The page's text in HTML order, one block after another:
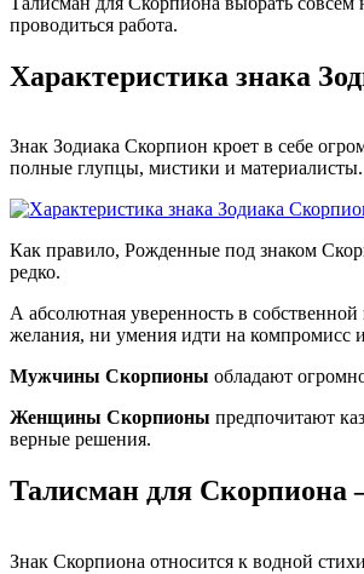
проводиться работа.
Характеристика знака
Знак Зодиака Скорпион кроет в себе
полные глупцы, мистики и материалисты.
Как правило, Рожденные под знаком
редко.
А абсолютная уверенность в
желания, ни умения идти на компромисс
Мужчины Скорпионы обладают
Женщины Скорпионы предпочитают
верные решения.
Талисман для
Знак Скорпиона относится к водной